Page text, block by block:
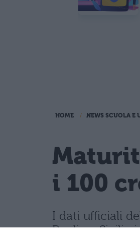
HOME NEWS SCUOLA E
i 100
I dati ufficiali
Puglia e Sicilia